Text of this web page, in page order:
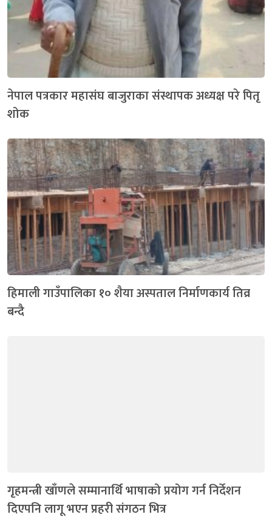
नेपाल पत्रकार महासंघ बाजुराका संस्थापक अध्यक्ष परे पितृ
शोक
हिमाली गाउँपालिका १० शैया अस्पताल निर्माणकार्य तिव्र
बन्दै
गृहमन्त्री खाँणले सम्मानार्थि भाषाको प्रयोग गर्न निर्देशन
दिएपनि लागू भएन प्रहरी संगठन भित्र